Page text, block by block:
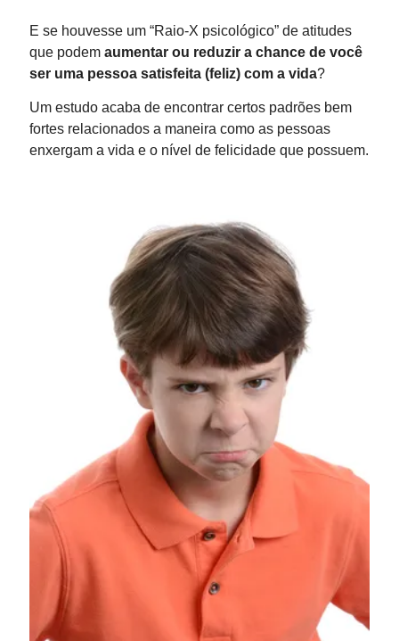
E se houvesse um “Raio-X psicológico” de atitudes
que podem aumentar ou reduzir a chance de você
ser uma pessoa satisfeita (feliz) com a vida?
Um estudo acaba de encontrar certos padrões bem
fortes relacionados a maneira como as pessoas
enxergam a vida e o nível de felicidade que possuem.